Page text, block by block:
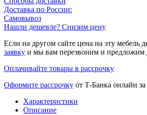
Доставка по России:
Самовывоз
Нашли дешевле? Снизим цену
Если на другом сайте цена на эту мебель
заявку и мы вам перезвоним и предложим
Оплачивайте товары в рассрочку
Оформите рассрочку от Т-Банка онлайн
Характеристики
Описание